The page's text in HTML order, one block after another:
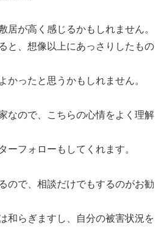
居が高く感じるかもしれません。
と、想像以上にあっさりしたもの
かったと思うかもしれません。
なので、こちらの心情をよく理解
ーフォローもしてくれます。
ので、相談だけでもするのがお勧
和らぎますし、自分の被害状況を